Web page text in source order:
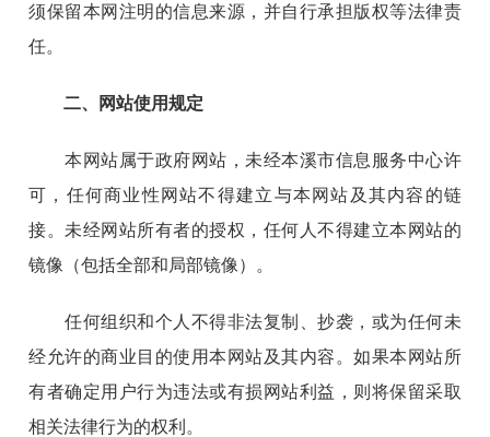
须保留本网注明的信息来源，并自行承担版权等法律责
任。
二、网站使用规定
本网站属于政府网站，未经本溪市信息服务中心许
可，任何商业性网站不得建立与本网站及其内容的链
接。未经网站所有者的授权，任何人不得建立本网站的
镜像（包括全部和局部镜像）。
任何组织和个人不得非法复制、抄袭，或为任何未
经允许的商业目的使用本网站及其内容。如果本网站所
有者确定用户行为违法或有损网站利益，则将保留采取
相关法律行为的权利。